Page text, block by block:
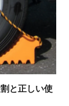
と正しい使